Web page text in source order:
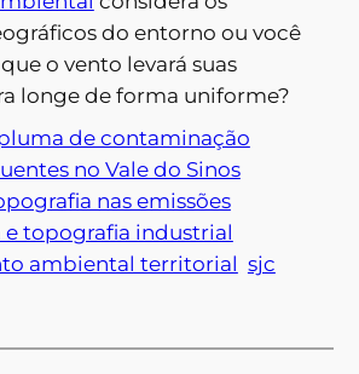
do entorno ou você
o vento levará suas
longe de forma uniforme?
de contaminação
no Vale do Sinos
nas emissões
topografia industrial
ambiental territorial sjc